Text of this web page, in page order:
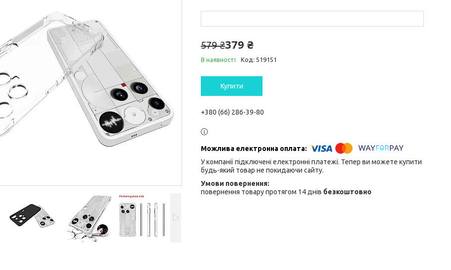
579 ₴379 ₴
В наявності Код: 519151
Купити
+380 (66) 286-39-80
У компанії підключені електронні платежі. Тепер ви можете купити
будь-який товар не покидаючи сайту.
повернення товару протягом 14 днів безкоштовно